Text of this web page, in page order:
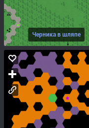
Черника в шляпе